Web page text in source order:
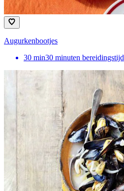
Augurkenbootjes
30 min30 minuten bereidingstijd